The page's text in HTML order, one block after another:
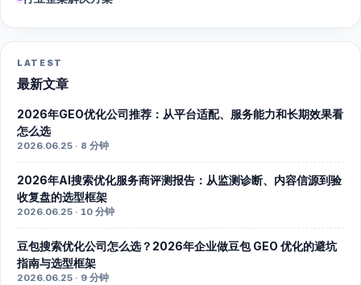
LATEST
最新文章
2026年GEO优化公司推荐：从平台适配、服务能力和长期效果看
怎么选
2026.06.25 · 8 分钟
2026年AI搜索优化服务商评测报告：从监测诊断、内容信源到验
收复盘的选型框架
2026.06.25 · 10 分钟
豆包搜索优化公司怎么选？2026年企业做豆包 GEO 优化的避坑
指南与选型框架
2026.06.25 · 9 分钟